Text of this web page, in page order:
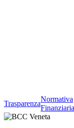
Trasparenza
Normativa
Finanziaria